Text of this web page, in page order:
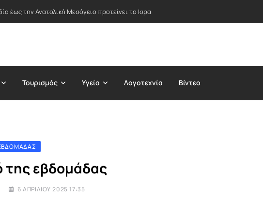
έως την Ανατολική Μεσόγειο προτείνει το Ισραήλ – Στο επίκεντρο Ελλάδα και Κύπρος
Τουρισμός Υγεία Λογοτεχνία Βίντεο
της εβδομάδας
6 ΑΠΡΙΛΊΟΥ 2025 17:35